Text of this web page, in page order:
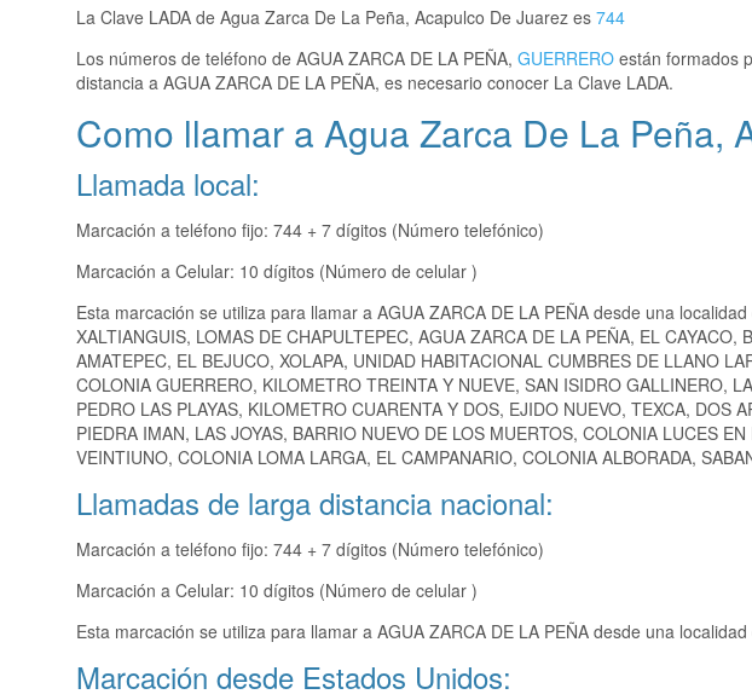
La Clave LADA de Agua Zarca De La Peña, Acapulco De Juarez es 744
Los números de teléfono de AGUA ZARCA DE LA PEÑA, GUERRERO están formados
distancia a AGUA ZARCA DE LA PEÑA, es necesario conocer La Clave LADA.
Como llamar a Agua Zarca De La Peña,
Llamada local:
Marcación a teléfono fijo: 744 + 7 dígitos (Número telefónico)
Marcación a Celular: 10 dígitos (Número de celular )
Esta marcación se utiliza para llamar a AGUA ZARCA DE LA PEÑA desde una localidad
XALTIANGUIS, LOMAS DE CHAPULTEPEC, AGUA ZARCA DE LA PEÑA, EL CAYACO,
AMATEPEC, EL BEJUCO, XOLAPA, UNIDAD HABITACIONAL CUMBRES DE LLANO
COLONIA GUERRERO, KILOMETRO TREINTA Y NUEVE, SAN ISIDRO GALLINERO,
PEDRO LAS PLAYAS, KILOMETRO CUARENTA Y DOS, EJIDO NUEVO, TEXCA, DOS
PIEDRA IMAN, LAS JOYAS, BARRIO NUEVO DE LOS MUERTOS, COLONIA LUCES
VEINTIUNO, COLONIA LOMA LARGA, EL CAMPANARIO, COLONIA ALBORADA,
Llamadas de larga distancia nacional:
Marcación a teléfono fijo: 744 + 7 dígitos (Número telefónico)
Marcación a Celular: 10 dígitos (Número de celular )
Esta marcación se utiliza para llamar a AGUA ZARCA DE LA PEÑA desde una
Marcación desde Estados Unidos: